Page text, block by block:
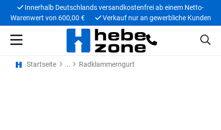
Innerhalb Deutschlands versandkostenfrei ab einem Netto-
Warenwert von 600,00 €
Verkauf nur an gewerbliche Kunden
Startseite Radklammerngurt